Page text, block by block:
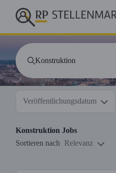
Veröffentlichungsdatum
Konstruktion Jobs
Sortieren nach
Relevanz